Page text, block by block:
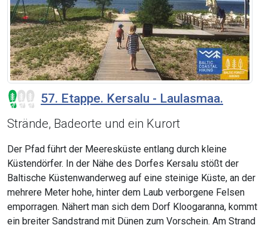
57. Etappe. Kersalu - Laulasmaa.
Strände, Badeorte und ein Kurort
Der Pfad führt der Meeresküste entlang durch kleine
Küstendörfer. In der Nähe des Dorfes Kersalu stößt der
Baltische Küstenwanderweg auf eine steinige Küste, an der
mehrere Meter hohe, hinter dem Laub verborgene Felsen
emporragen. Nähert man sich dem Dorf Kloogaranna, kommt
ein breiter Sandstrand mit Dünen zum Vorschein. Am Strand